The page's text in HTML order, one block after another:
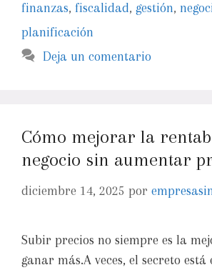
finanzas, fiscalidad, gestión,
planificación
Deja un comentario
Cómo mejorar la
negocio sin aumentar
diciembre 14, 2025 por
Subir precios no siempre es la
ganar más.A veces, el secreto está